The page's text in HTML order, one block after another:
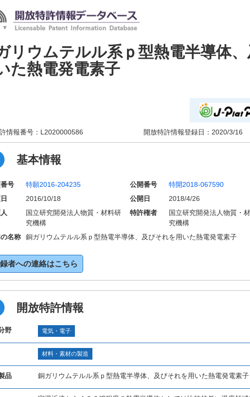
リウムテルル系ｐ型熱電半導体
た熱電発電素子
情報番号： L2020000586 開放特許情報登録日： 2020/3/16
基本情報
号 特願2016-204235 公開番号 特開2018-067590
2016/10/18 公開日
2018/4/26
国立研究開発法人物質・材料研
究機構
特許権者
国立研究開発法人物質・
究機構
名称 銅ガリウムテルル系ｐ型熱電半導体、及びそれを用いた熱電発電素子
者への連絡はこちら
開放特許情報
野 電気・電子
材料・素材の製造
品 銅ガリウムテルル系ｐ型熱電半導体、及びそれを用いた熱電発電素子